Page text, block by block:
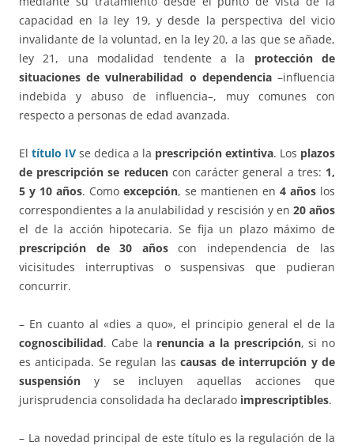
capacidad en la ley 19, y desde la perspectiva del vicio
invalidante de la voluntad, en la ley 20, a las que se añade,
ley 21, una modalidad tendente a la protección de
situaciones de vulnerabilidad o dependencia–influencia
indebida y abuso de influencia–, muy comunes con
respecto a personas de edad avanzada.
El título IV se dedica a la prescripción extintiva. Los plazos
de prescripción se reducencon carácter general a tres: 1,
5 y 10 años. Como excepción, se mantienen en 4 años los
correspondientes a la anulabilidad y rescisión y en 20 años
el de la acción hipotecaria. Se fija un plazo máximo de
prescripción de 30 añoscon independencia de las
vicisitudes interruptivas o suspensivas que pudieran
concurrir.
– En cuanto al «dies a quo», el principio general el de la
cognoscibilidad. Cabe la renuncia a la prescripción, si no
es anticipada. Se regulan lascausas de interrupción y de
suspensión y se incluyen aquellas acciones que
jurisprudencia consolidada ha declarado imprescriptibles.
– La novedad principal de este título es la regulación de la